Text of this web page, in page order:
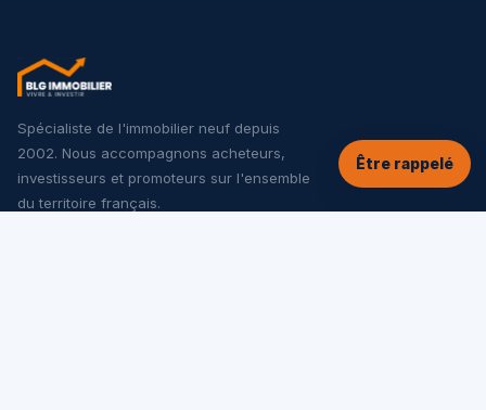
Spécialiste de l'immobilier neuf depuis
2002. Nous accompagnons acheteurs,
investisseurs et promoteurs sur l'ensemble
du territoire français.
Être rappelé